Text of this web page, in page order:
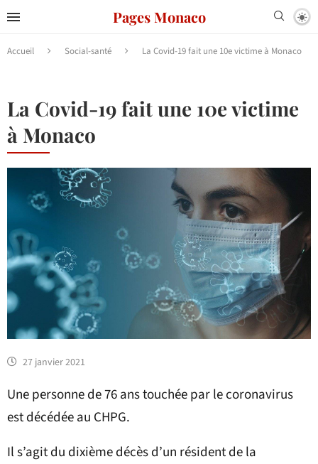
Pages Monaco
Accueil Social-santé La Covid-19 fait une 10e victime à Monaco
La Covid-19 fait une 10e victime
à Monaco
27 janvier 2021
Une personne de 76 ans touchée par le coronavirus
est décédée au CHPG.
Il s’agit du dixième décès d’un résident de la